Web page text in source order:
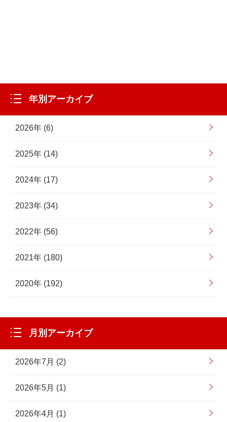
年別アーカイブ
2026年 (6)
2025年 (14)
2024年 (17)
2023年 (34)
2022年 (56)
2021年 (180)
2020年 (192)
月別アーカイブ
2026年7月 (2)
2026年5月 (1)
2026年4月 (1)